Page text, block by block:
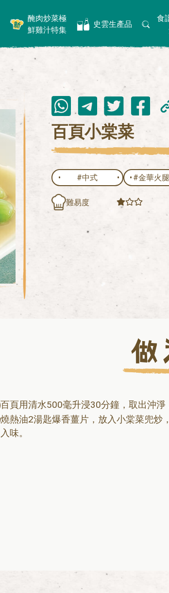
醃肉炒菜極
鮮雞汁特集
史雲生產品
食
百頁小棠菜
#中式 #金華火
難易度
百頁用清水500毫升浸30分鐘，取出沖淨
燒熱油2湯匙爆香薑片，放入小棠菜兜炒
入味。